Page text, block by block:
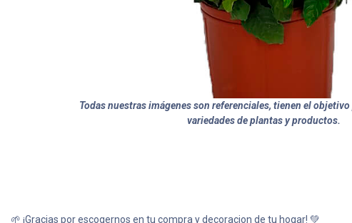
Todas nuestras imágenes son referenciales, tienen el
variedades de plantas y productos.
🌱 ¡Gracias por escogernos en tu compra y decoracion de tu hogar! 💚